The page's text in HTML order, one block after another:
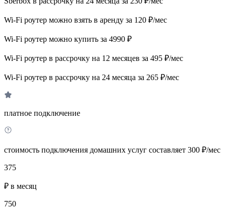
Wi-Fi роутер можно взять в аренду за 120 ₽/мес
Wi-Fi роутер можно купить за 4990 ₽
Wi-Fi роутер в рассрочку на 12 месяцев за 495 ₽/мес
Wi-Fi роутер в рассрочку на 24 месяца за 265 ₽/мес
платное подключение
стоимость подключения домашних услуг составляет 300 ₽/мес
375
₽ в месяц
750